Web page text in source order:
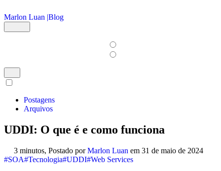
Marlon Luan |Blog
Postagens
Arquivos
UDDI: O que é e como funciona
3 minutos, Postado porMarlon Luan em 31 de maio de 2024
#SOA#Tecnologia#UDDI#Web Services